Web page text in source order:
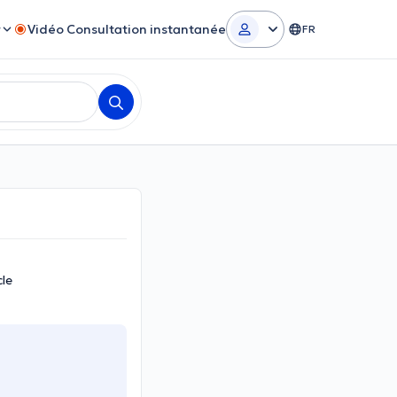
Vidéo Consultation instantanée FR